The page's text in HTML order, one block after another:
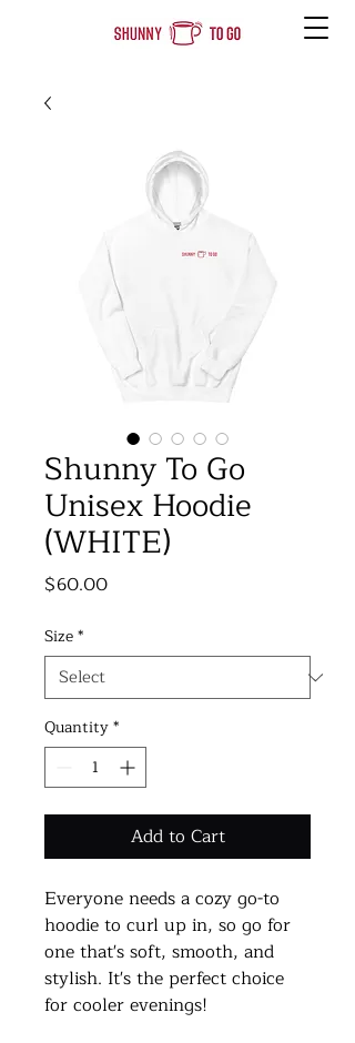
Shunny To Go
Unisex Hoodie
(WHITE)
$60.00Price
Size*
Quantity*
Add to Cart
Everyone needs a cozy go-to
hoodie to curl up in, so go for
one that's soft, smooth, and
stylish. It's the perfect choice
for cooler evenings!